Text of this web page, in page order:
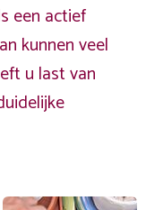
een actief
kunnen veel
u last van